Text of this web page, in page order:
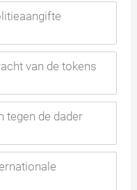
van de tokens
tegen de dader